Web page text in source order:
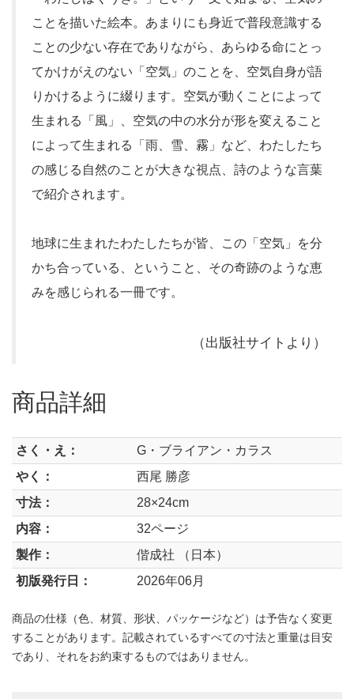
ことを描いた絵本。あまりにも身近で普段意識する
ことの少ない存在でありながら、あらゆる命にとっ
てかけがえのない「空気」のことを、空気自身が語
りかけるように綴ります。空気が動くことによって
生まれる「風」、空気の中の水分が形を変えること
によって生まれる「雨、雪、霧」など、わたしたち
の感じる自然のことが大きな視点、詩のような言葉
で紹介されます。
地球に生まれたわたしたちが皆、この「空気」を分
かち合っている、ということ、その奇跡のような恵
みを感じられる一冊です。
（出版社サイトより）
商品詳細
さく・え：
G・ブライアン・カラス
やく：
西尾 勝彦
寸法：
28×24cm
内容：
32ページ
製作：
偕成社 （日本）
初版発行日：
2026年06月
商品の仕様（色、材質、形状、パッケージなど）は予告なく変更
することがあります。記載されているすべての寸法と重量は目安
であり、それをお約束するものではありません。